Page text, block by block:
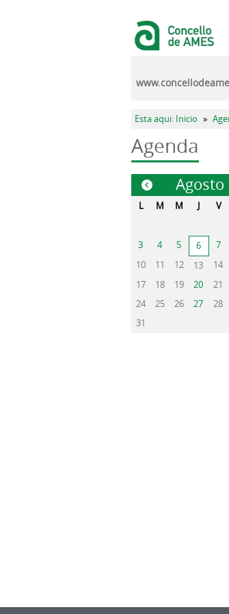
Se encuentra
Esta aqui: Inicio »
Agenda
Agosto
«
L M M J V
3
4 5 6 7
10
11 12 13 14
17
18 19 20 21
24
25 26 27 28
31